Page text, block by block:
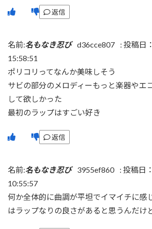
返信
名前:名もなき忍び d36cce807 : 投稿日
15:58:51
ポリコリってなんか美味しそう
サビの部分のメロディーもっと楽器やエ
して欲しかった
最初のラップはすごい好き
返信
名前:名もなき忍び 3955ef860 : 投稿日
10:55:57
何か全体的に曲調が平坦でイマイチに感
はラップなりの良さがあると思うんだけ